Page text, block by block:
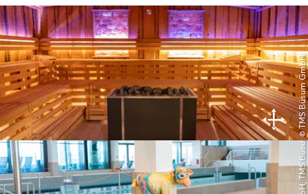
© TMS Büsum GmbH